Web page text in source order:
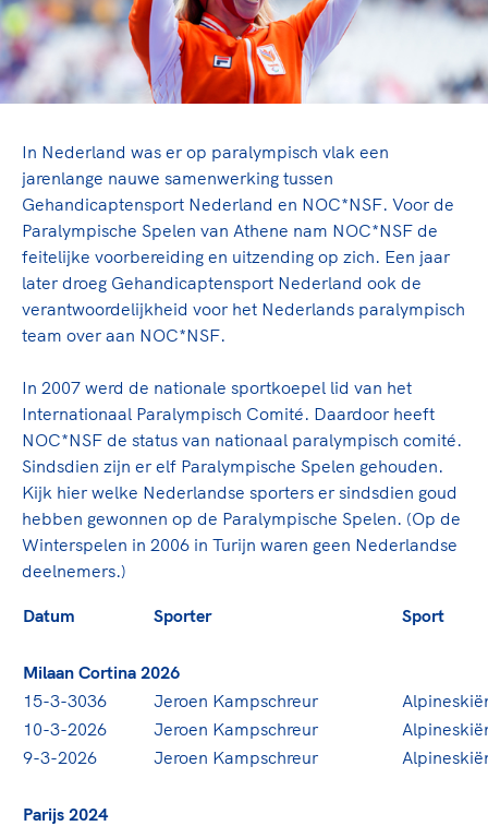
Sportonderzoek
Sportakkoord II
TeamNL kids
Olympische geschiedenis
Nieuwspagina
Columns
Sport gaat niet vanzelf
Sport verenigt. Op sportclubs, pleintjes, tijdens een
skaten of naar de sportschool te gaan. Door samen te
Verhoeven, Diede de Groot en het Nederlands Elftal.
karatewedstrijd van je dochter, de halve marathon van
hockeywedstrijd van je buurjongen.
Lees verder
Veilige en integere sport
Diversiteit en inclusie
Gezonde sportomgeving
Bekwaam sportkader
Vitale clubs en bestuurlijk kader
Sportmatch
Clubacties
Handboek Wet- en Regelgeving
Opleidingen en trainingen
High5 Stappenplan
Ruimte voor sport
Clubondersteuning
Beroepskrachten
en online? En wat mag vooral niet? Een gedragscode
een belangrijk onderdeel van het clubbeleid rondom
Lees verder
TeamNL Academie Kalender
Kennisaanbod TeamNL Experts
Olympische Spelen LA28
Paralympische Spelen LA28
Europese Spelen Istanbul 2027
Topsportbeleid
Maatschappelijke waarde topsport
Top teamsportcompetities
De TeamNL Academie
De TeamNL Academie biedt een leer- en
functies binnen TeamNL programma's: experts,
directeuren, managers en toekomstig kader.
In Nederland was er op paralympisch vlak een
jarenlange nauwe samenwerking tussen
Gehandicaptensport Nederland en NOC*NSF. Voor de
Paralympische Spelen van Athene nam NOC*NSF de
feitelijke voorbereiding en uitzending op zich. Een jaar
later droeg Gehandicaptensport Nederland ook de
verantwoordelijkheid voor het Nederlands paralympisch
team over aan NOC*NSF.
In 2007 werd de nationale sportkoepel lid van het
Internationaal Paralympisch Comité. Daardoor heeft
NOC*NSF de status van nationaal paralympisch comité.
Sindsdien zijn er elf Paralympische Spelen gehouden.
Kijk hier welke Nederlandse sporters er sindsdien goud
hebben gewonnen op de Paralympische Spelen. (Op de
Winterspelen in 2006 in Turijn waren geen Nederlandse
deelnemers.)
Datum Sporter Sport
Milaan Cortina 2026
15-3-3036
Jeroen Kampschreur
10-3-2026
Jeroen Kampschreur
9-3-2026
Jeroen Kampschreur
Parijs 2024